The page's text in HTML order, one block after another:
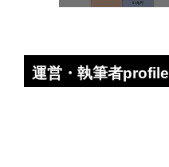
運営・執筆者profile